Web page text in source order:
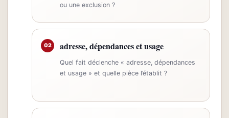
ou une exclusion ?
02 adresse, dépendances et usage
Quel fait déclenche « adresse, dépendances
et usage » et quelle pièce l’établit ?